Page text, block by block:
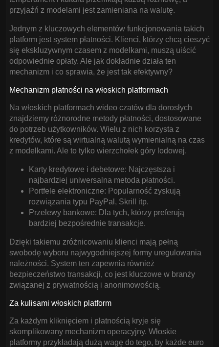
przyjaźń z modelami jest zamieniana na walutę.
Jednym z kluczowych elementów funkcjonowania takich
platform jest system płatności. Klienci, którzy chcą cieszyć
się ekskluzywnym czasem z modelkami, muszą uiścić
odpowiednie opłaty. Ale jak dokładnie działa ten
mechanizm i co sprawia, że jest tak efektywny?
Mechanizm płatności na włoskich platformach
Na włoskich platformach wideo czatów dla dorosłych
znajdziemy różnorodne metody płatności, dostosowane
do potrzeb użytkowników. Wielu z nich korzysta z
kredytów, które są wirtualną walutą wymienialną na czas
z modelkami. Ale to tylko wierzchołek góry lodowej.
Karty kredytowe i debetowe: Najczęstsza i
najbardziej uniwersalna metoda płatności.
Portfele elektroniczne: Popularność zyskują
rozwiązania typu PayPal, Skrill itp.
Przelewy bankowe: Dla tych, którzy preferują
bardziej bezpośrednie transakcje.
Dzięki takiemu zróżnicowaniu klienci mają pełną
swobodę wyboru najwygodniejszej formy uregulowania
należności. System ten zapewnia również
bezpieczeństwo transakcji, co jest kluczowe w branży
związanej z prywatnością i anonimowością.
Za kulisami włoskich platform
Za każdym kliknięciem i płatnością kryje się
skomplikowany mechanizm operacyjny. Włoskie
platformy przykładają dużą wagę do tego, by każde euro